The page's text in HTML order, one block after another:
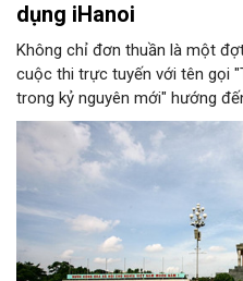
dụng iHanoi
Không chỉ đơn thuần là một
cuộc thi trực tuyến với tên gọi
trong kỷ nguyên mới" hướng
chiến lược trong Nghị quyết số
thành niềm tin, thành nhận